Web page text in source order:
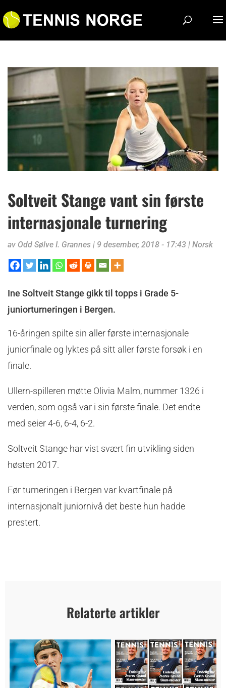
Soltveit Stange vant sin første
internasjonale turnering
av Odd Sølve I. Grannes | 9 desember, 2018 - 17:43 | Norsk
Ine Soltveit Stange gikk til topps i Grade 5-
juniorturneringen i Bergen.
16-åringen spilte sin aller første internasjonale
juniorfinale og lyktes på sitt aller første forsøk i en
finale.
Ullern-spilleren møtte Olivia Malm, nummer 1326 i
verden, som også var i sin første finale. Det endte
med seier 4-6, 6-4, 6-2.
Soltveit Stange har vist svært fin utvikling siden
høsten 2017.
Før turneringen i Bergen var kvartfinale på
internasjonalt juniornivå det beste hun hadde
prestert.
Relaterte artikler